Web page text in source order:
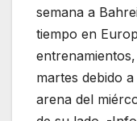
semana a
tiempo en
martes debido
arena del